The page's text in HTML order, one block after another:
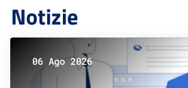
Notizie
06 Ago 2026